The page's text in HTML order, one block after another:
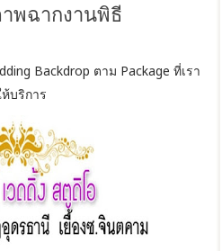
พฉากงานพิธี
Backdrop ตาม Package ที่เรา
ห้บริการ